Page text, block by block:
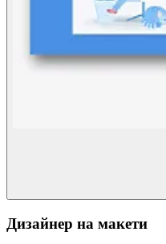
Дизайнер на макети